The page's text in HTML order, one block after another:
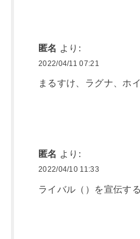
匿名 より:
2022/04/11 07:21
まるすけ、ラグナ、ホ
匿名 より:
2022/04/10 11:33
ライバル（）を宣伝す